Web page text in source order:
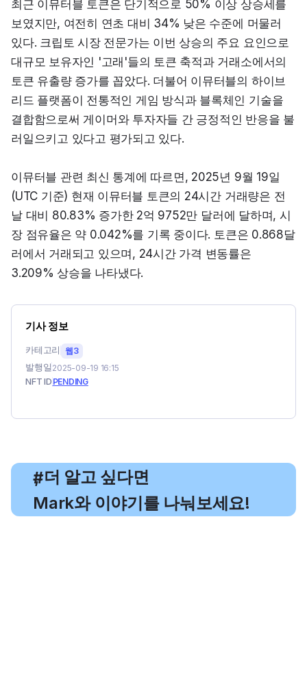
최근 이뮤터블 토큰은 단기적으로 50% 이상 상승세를
보였지만, 여전히 연초 대비 34% 낮은 수준에 머물러
있다. 크립토 시장 전문가는 이번 상승의 주요 요인으로
대규모 보유자인 '고래'들의 토큰 축적과 거래소에서의
토큰 유출량 증가를 꼽았다. 더불어 이뮤터블의 하이브
리드 플랫폼이 전통적인 게임 방식과 블록체인 기술을
결합함으로써 게이머와 투자자들 간 긍정적인 반응을 불
러일으키고 있다고 평가되고 있다.
이뮤터블 관련 최신 통계에 따르면, 2025년 9월 19일
(UTC 기준) 현재 이뮤터블 토큰의 24시간 거래량은 전
날 대비 80.83% 증가한 2억 9752만 달러에 달하며, 시
장 점유율은 약 0.042%를 기록 중이다. 토큰은 0.868달
러에서 거래되고 있으며, 24시간 가격 변동률은
3.209% 상승을 나타냈다.
기사 정보
카테고리 웹3
발행일 2025-09-19 16:15
NFT ID PENDING
#
, 더 알고 싶다면
Mark와 이야기를 나눠보세요!